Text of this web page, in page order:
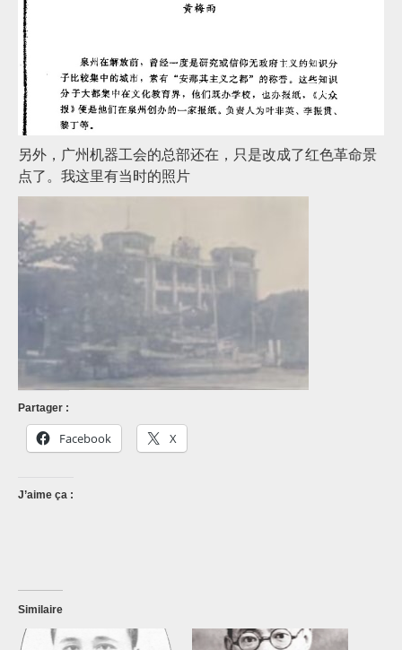
另外，广州机器工会的总部还在，只是改成了红色革命景
点了。我这里有当时的照片
Partager :
Facebook X
J’aime ça :
Similaire